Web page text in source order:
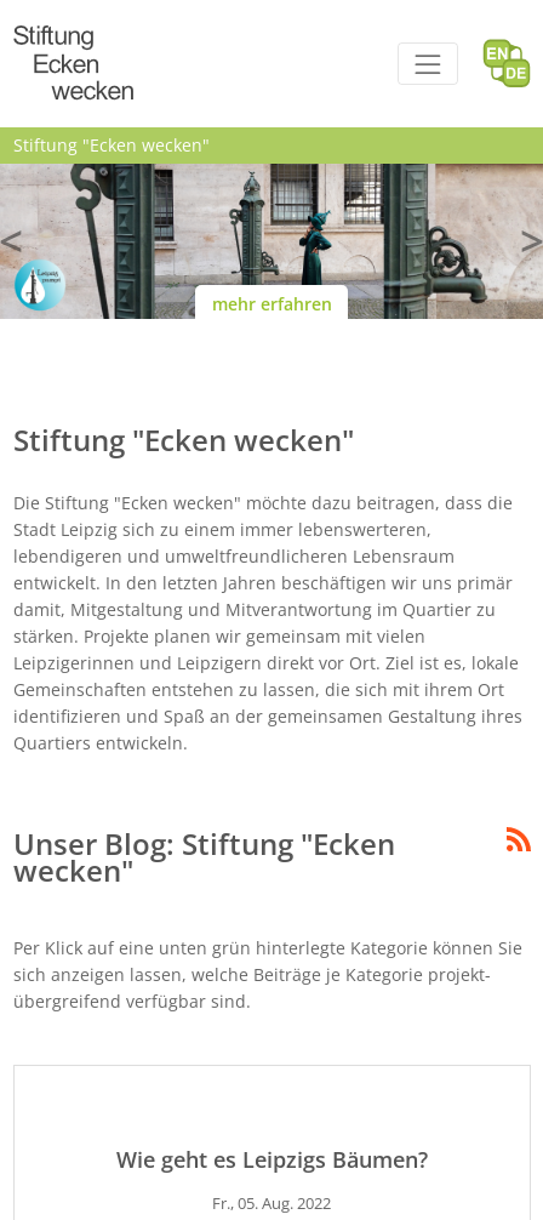
Stiftung "Ecken wecken"
mehr erfahren
Stiftung "Ecken wecken"
Die Stiftung "Ecken wecken" möchte dazu beitragen, dass die
Stadt Leipzig sich zu einem immer lebenswerteren,
lebendigeren und umweltfreundlicheren Lebensraum
entwickelt. In den letzten Jahren beschäftigen wir uns primär
damit, Mitgestaltung und Mitverantwortung im Quartier zu
stärken. Projekte planen wir gemeinsam mit vielen
Leipzigerinnen und Leipzigern direkt vor Ort. Ziel ist es, lokale
Gemeinschaften entstehen zu lassen, die sich mit ihrem Ort
identifizieren und Spaß an der gemeinsamen Gestaltung ihres
Quartiers entwickeln.
Unser Blog: Stiftung "Ecken
wecken"
Per Klick auf eine unten grün hinterlegte Kategorie können Sie
sich anzeigen lassen, welche Beiträge je Kategorie projekt-
übergreifend verfügbar sind.
Wie geht es Leipzigs Bäumen?
Fr., 05. Aug. 2022